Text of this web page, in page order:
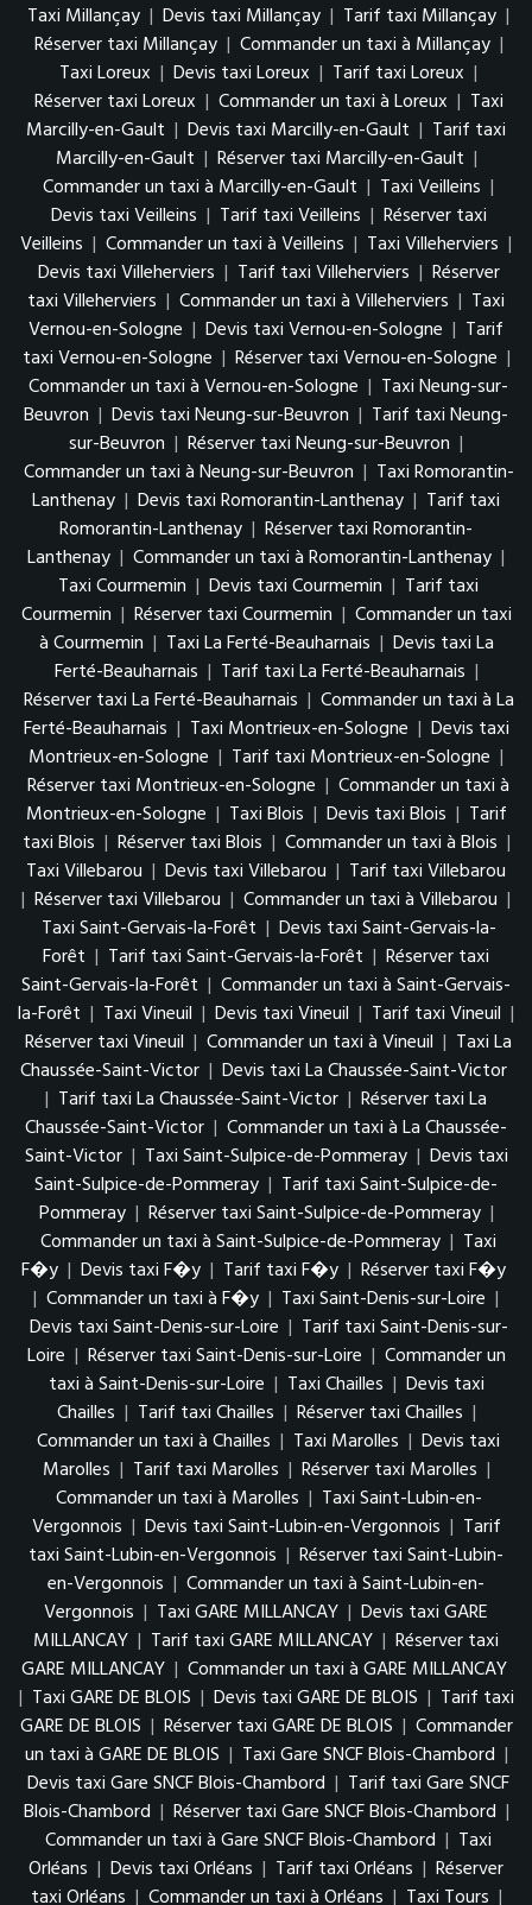
Taxi Millançay | Devis taxi Millançay | Tarif taxi Millançay |
Réserver taxi Millançay | Commander un taxi à Millançay |
Taxi Loreux | Devis taxi Loreux | Tarif taxi Loreux |
Réserver taxi Loreux | Commander un taxi à Loreux | Taxi
Marcilly-en-Gault | Devis taxi Marcilly-en-Gault | Tarif taxi
Marcilly-en-Gault | Réserver taxi Marcilly-en-Gault |
Commander un taxi à Marcilly-en-Gault | Taxi Veilleins |
Devis taxi Veilleins | Tarif taxi Veilleins | Réserver taxi
Veilleins | Commander un taxi à Veilleins | Taxi Villeherviers |
Devis taxi Villeherviers | Tarif taxi Villeherviers | Réserver
taxi Villeherviers | Commander un taxi à Villeherviers | Taxi
Vernou-en-Sologne | Devis taxi Vernou-en-Sologne | Tarif
taxi Vernou-en-Sologne | Réserver taxi Vernou-en-Sologne |
Commander un taxi à Vernou-en-Sologne | Taxi Neung-sur-
Beuvron | Devis taxi Neung-sur-Beuvron | Tarif taxi Neung-
sur-Beuvron | Réserver taxi Neung-sur-Beuvron |
Commander un taxi à Neung-sur-Beuvron | Taxi Romorantin-
Lanthenay | Devis taxi Romorantin-Lanthenay | Tarif taxi
Romorantin-Lanthenay | Réserver taxi Romorantin-
Lanthenay | Commander un taxi à Romorantin-Lanthenay |
Taxi Courmemin | Devis taxi Courmemin | Tarif taxi
Courmemin | Réserver taxi Courmemin | Commander un taxi
à Courmemin | Taxi La Ferté-Beauharnais | Devis taxi La
Ferté-Beauharnais | Tarif taxi La Ferté-Beauharnais |
Réserver taxi La Ferté-Beauharnais | Commander un taxi à La
Ferté-Beauharnais | Taxi Montrieux-en-Sologne | Devis taxi
Montrieux-en-Sologne | Tarif taxi Montrieux-en-Sologne |
Réserver taxi Montrieux-en-Sologne | Commander un taxi à
Montrieux-en-Sologne | Taxi Blois | Devis taxi Blois | Tarif
taxi Blois | Réserver taxi Blois | Commander un taxi à Blois |
Taxi Villebarou | Devis taxi Villebarou | Tarif taxi Villebarou
| Réserver taxi Villebarou | Commander un taxi à Villebarou |
Taxi Saint-Gervais-la-Forêt | Devis taxi Saint-Gervais-la-
Forêt | Tarif taxi Saint-Gervais-la-Forêt | Réserver taxi
Saint-Gervais-la-Forêt | Commander un taxi à Saint-Gervais-
la-Forêt | Taxi Vineuil | Devis taxi Vineuil | Tarif taxi Vineuil |
Réserver taxi Vineuil | Commander un taxi à Vineuil | Taxi La
Chaussée-Saint-Victor | Devis taxi La Chaussée-Saint-Victor
| Tarif taxi La Chaussée-Saint-Victor | Réserver taxi La
Chaussée-Saint-Victor | Commander un taxi à La Chaussée-
Saint-Victor | Taxi Saint-Sulpice-de-Pommeray | Devis taxi
Saint-Sulpice-de-Pommeray | Tarif taxi Saint-Sulpice-de-
Pommeray | Réserver taxi Saint-Sulpice-de-Pommeray |
Commander un taxi à Saint-Sulpice-de-Pommeray | Taxi
F�y | Devis taxi F�y | Tarif taxi F�y | Réserver taxi F�y
| Commander un taxi à F�y | Taxi Saint-Denis-sur-Loire |
Devis taxi Saint-Denis-sur-Loire | Tarif taxi Saint-Denis-sur-
Loire | Réserver taxi Saint-Denis-sur-Loire | Commander un
taxi à Saint-Denis-sur-Loire | Taxi Chailles | Devis taxi
Chailles | Tarif taxi Chailles | Réserver taxi Chailles |
Commander un taxi à Chailles | Taxi Marolles | Devis taxi
Marolles | Tarif taxi Marolles | Réserver taxi Marolles |
Commander un taxi à Marolles | Taxi Saint-Lubin-en-
Vergonnois | Devis taxi Saint-Lubin-en-Vergonnois | Tarif
taxi Saint-Lubin-en-Vergonnois | Réserver taxi Saint-Lubin-
en-Vergonnois | Commander un taxi à Saint-Lubin-en-
Vergonnois | Taxi GARE MILLANCAY | Devis taxi GARE
MILLANCAY | Tarif taxi GARE MILLANCAY | Réserver taxi
GARE MILLANCAY | Commander un taxi à GARE MILLANCAY
| Taxi GARE DE BLOIS | Devis taxi GARE DE BLOIS | Tarif taxi
GARE DE BLOIS | Réserver taxi GARE DE BLOIS | Commander
un taxi à GARE DE BLOIS | Taxi Gare SNCF Blois-Chambord |
Devis taxi Gare SNCF Blois-Chambord | Tarif taxi Gare SNCF
Blois-Chambord | Réserver taxi Gare SNCF Blois-Chambord |
Commander un taxi à Gare SNCF Blois-Chambord | Taxi
Orléans | Devis taxi Orléans | Tarif taxi Orléans | Réserver
taxi Orléans | Commander un taxi à Orléans | Taxi Tours |